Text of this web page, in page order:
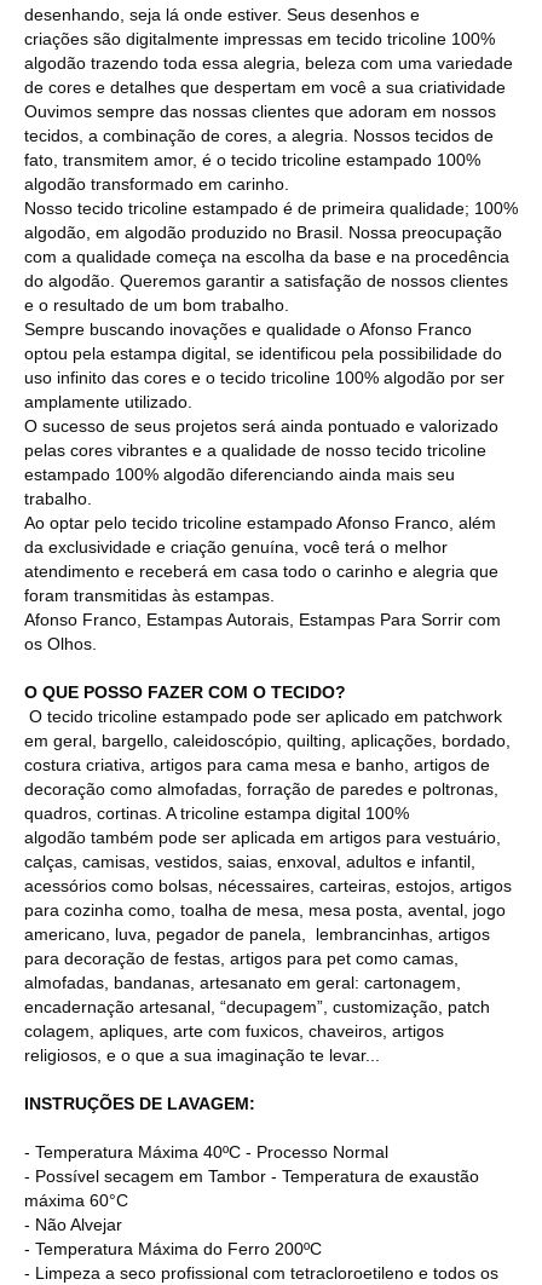
desenhando, seja lá onde estiver. Seus desenhos e
criações são digitalmente impressas em tecido tricoline 100%
algodão trazendo toda essa alegria, beleza com uma variedade
de cores e detalhes que despertam em você a sua criatividade
Ouvimos sempre das nossas clientes que adoram em nossos
tecidos, a combinação de cores, a alegria. Nossos tecidos de
fato, transmitem amor, é o tecido tricoline estampado 100%
algodão transformado em carinho.
Nosso tecido tricoline estampado é de primeira qualidade; 100%
algodão, em algodão produzido no Brasil. Nossa preocupação
com a qualidade começa na escolha da base e na procedência
do algodão. Queremos garantir a satisfação de nossos clientes
e o resultado de um bom trabalho.
Sempre buscando inovações e qualidade o Afonso Franco
optou pela estampa digital, se identificou pela possibilidade do
uso infinito das cores e o tecido tricoline 100% algodão por ser
amplamente utilizado.
O sucesso de seus projetos será ainda pontuado e valorizado
pelas cores vibrantes e a qualidade de nosso tecido tricoline
estampado 100% algodão diferenciando ainda mais seu
trabalho.
Ao optar pelo tecido tricoline estampado Afonso Franco, além
da exclusividade e criação genuína, você terá o melhor
atendimento e receberá em casa todo o carinho e alegria que
foram transmitidas às estampas.
Afonso Franco, Estampas Autorais, Estampas Para Sorrir com
os Olhos.
O QUE POSSO FAZER COM O TECIDO?
O tecido tricoline estampado pode ser aplicado em patchwork
em geral, bargello, caleidoscópio, quilting, aplicações, bordado,
costura criativa, artigos para cama mesa e banho, artigos de
decoração como almofadas, forração de paredes e poltronas,
quadros, cortinas. A tricoline estampa digital 100%
algodão também pode ser aplicada em artigos para vestuário,
calças, camisas, vestidos, saias, enxoval, adultos e infantil,
acessórios como bolsas, nécessaires, carteiras, estojos, artigos
para cozinha como, toalha de mesa, mesa posta, avental, jogo
americano, luva, pegador de panela, lembrancinhas, artigos
para decoração de festas, artigos para pet como camas,
almofadas, bandanas, artesanato em geral: cartonagem,
encadernação artesanal, “decupagem”, customização, patch
colagem, apliques, arte com fuxicos, chaveiros, artigos
religiosos, e o que a sua imaginação te levar...
INSTRUÇÕES DE LAVAGEM:
- Temperatura Máxima 40ºC - Processo Normal
- Possível secagem em Tambor - Temperatura de exaustão
máxima 60°C
- Não Alvejar
- Temperatura Máxima do Ferro 200ºC
- Limpeza a seco profissional com tetracloroetileno e todos os